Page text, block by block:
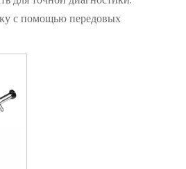
с помощью передовых